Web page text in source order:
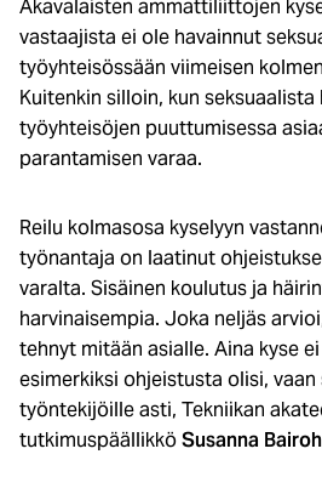
Akavalaisten ammattiliittojen
vastaajista ei ole havainnut
työyhteisössään viimeisen
Kuitenkin silloin, kun
työyhteisöjen puuttumisessa
parantamisen varaa.
Reilu kolmasosa kyselyyn
työnantaja on laatinut
varalta. Sisäinen koulutus ja
harvinaisempia. Joka neljäs
tehnyt mitään asialle. Aina kyse
esimerkiksi ohjeistusta olisi,
työntekijöille asti, Tekniikan
tutkimuspäällikköSusanna Bairoh